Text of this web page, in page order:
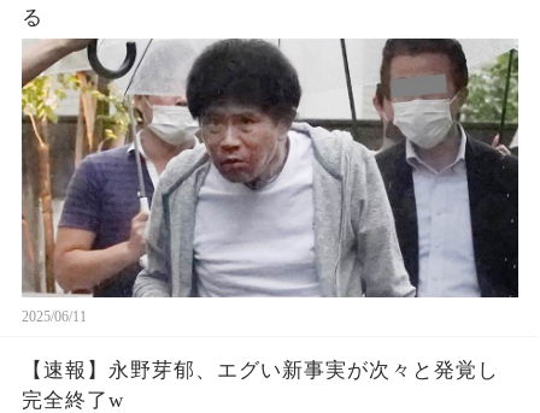
る
2025/06/11
【速報】永野芽郁、エグい新事実が次々と発覚し
完全終了w